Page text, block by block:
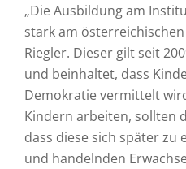
„Die Ausbildung am
stark am
Riegler. Dieser gilt seit
und beinhaltet, dass
Demokratie vermittelt
Kindern arbeiten, sollten
dass diese sich später zu
und handelnden